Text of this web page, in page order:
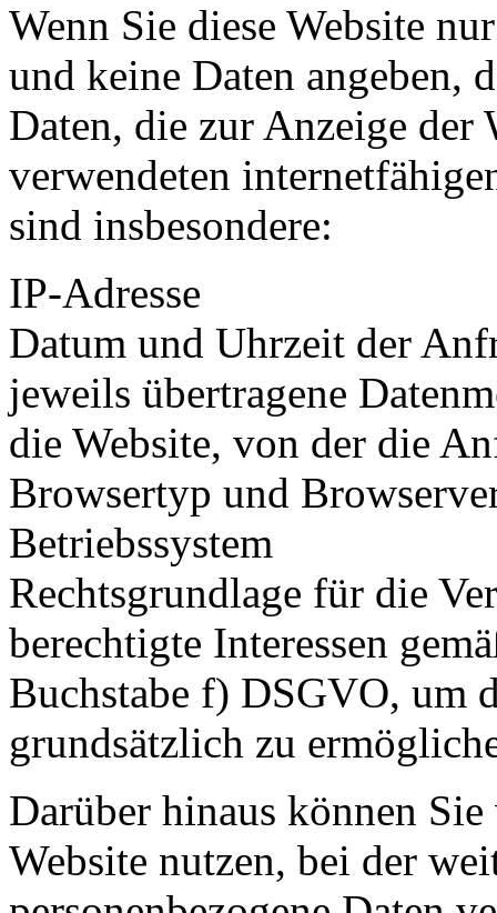
Wenn Sie diese Website
und keine Daten angeben,
Daten, die zur Anzeige der
verwendeten
sind insbesondere:
IP-Adresse
Datum und Uhrzeit der
jeweils übertragene
die Website, von der die
Browsertyp und
Betriebssystem
Rechtsgrundlage für die
berechtigte Interessen
Buchstabe f) DSGVO, um
grundsätzlich zu
Darüber hinaus können
Website nutzen, bei der